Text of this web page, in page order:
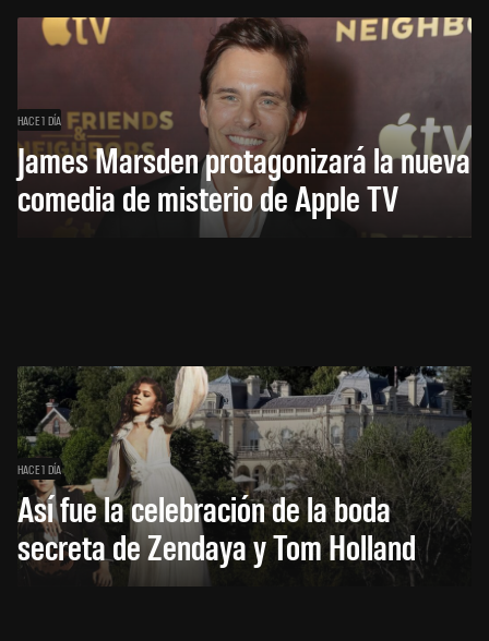
HACE 1 DÍA
James Marsden protagonizará la nueva
comedia de misterio de Apple TV
HACE 1 DÍA
Así fue la celebración de la boda
secreta de Zendaya y Tom Holland